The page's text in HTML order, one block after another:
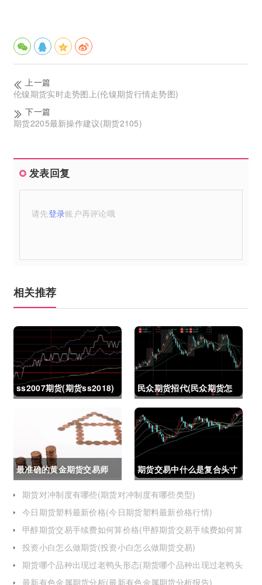
上一篇
伦镍期货实时走势图上(伦镍期货行情走势图)
下一篇
期货2205最新操作建议(期货2105)
发表回复
请先登录账户再评论哦
相关推荐
ss2007期货(期货ss2018)
民众期货招代(民众期货怎
么了)
最准确的黄金期货交易师
(最准确的黄金期货交易师
是谁)
期货交易中什么是复合头寸
(期货交易中什么是复合头
寸交易)
期货对冲制度有哪些(期货对冲制度有哪些类型)
今日期货塑料最新价格(今日期货塑料最新价格行情)
甲醇期货交易手续费如何算价格(甲醇期货交易手续费如何算
投资小白怎么做期货(投资小白怎么做期货交易)
期货哪个品种出现过老鸭头形态(期货哪个品种出现过老鸭头
最新有色金属期货分析(最新有色金属期货分析报告)